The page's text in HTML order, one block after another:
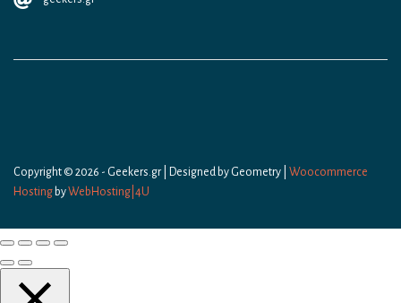
Copyright © 2026 - Geekers.gr | Designed by Geometry
Woocommerce
Hosting byWebHosting|4U